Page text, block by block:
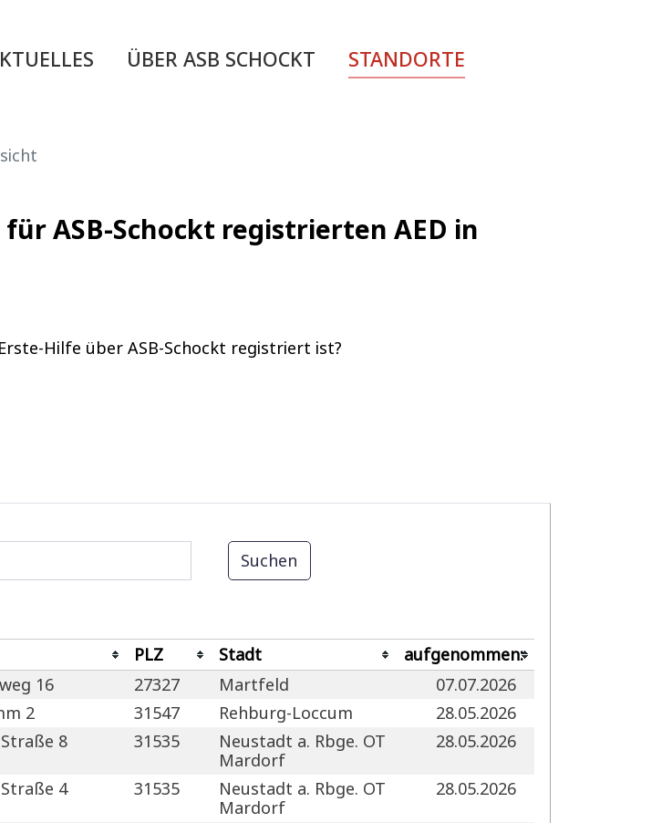
ÜBER ASB SCHOCKT STANDORTE
ASB-Schockt registrierten AED in
Hilfe über ASB-Schockt registriert ist?
PLZ Stadt
aufgenommen:
16 27327 Martfeld
07.07.2026
2 31547 Rehburg-Loccum
28.05.2026
8 31535
Neustadt a. Rbge. OT
Mardorf
28.05.2026
4 31535
Neustadt a. Rbge. OT
Mardorf
28.05.2026